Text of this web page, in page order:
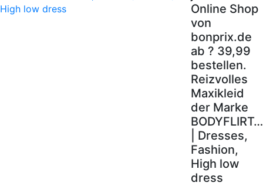
Online Shop
von
bonprix.de
ab ? 39,99
bestellen.
Reizvolles
Maxikleid
der Marke
BODYFLIRT…
| Dresses,
Fashion,
High low
dress